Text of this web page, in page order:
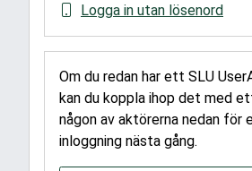
Logga in utan lösenord
Om du redan har ett SLU
kan du koppla ihop det med
någon av aktörerna nedan för
inloggning nästa gång.